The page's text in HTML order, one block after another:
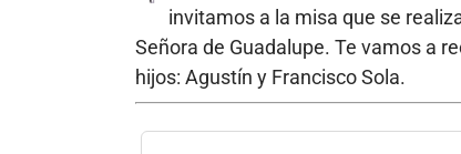
invitamos a la misa que se
Señora de Guadalupe. Te vamos a
hijos: Agustín y Francisco Sola.